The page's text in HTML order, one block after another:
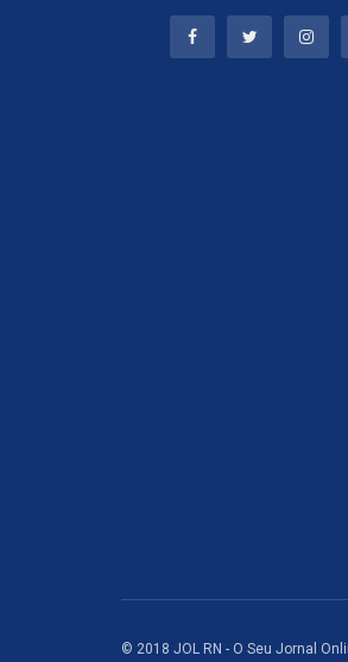
© 2018 JOL RN - O Seu Jornal